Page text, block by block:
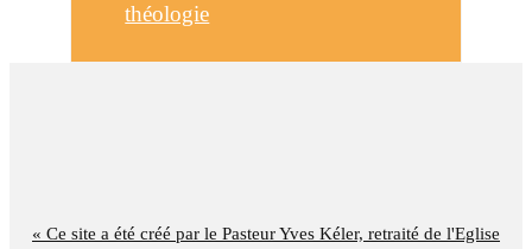
« Ce site a été créé par le Pasteur Yves Kéler, retraité de l'Eglise
théologie